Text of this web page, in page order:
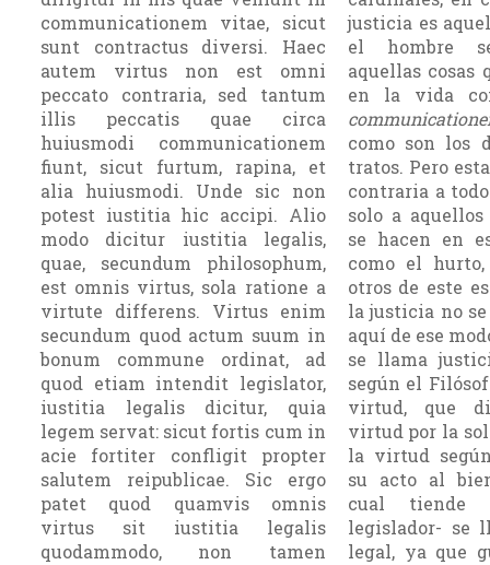
communicationem vitae, sicut
sunt contractus diversi. Haec
autem virtus non est omni
peccato contraria, sed tantum
illis peccatis quae circa
huiusmodi communicationem
fiunt, sicut furtum, rapina, et
alia huiusmodi. Unde sic non
potest iustitia hic accipi. Alio
modo dicitur iustitia legalis,
quae, secundum philosophum,
est omnis virtus, sola ratione a
virtute differens. Virtus enim
secundum quod actum suum in
bonum commune ordinat, ad
quod etiam intendit legislator,
iustitia legalis dicitur, quia
legem servat: sicut fortis cum in
acie fortiter confligit propter
salutem reipublicae. Sic ergo
patet quod quamvis omnis
virtus sit iustitia legalis
quodammodo, non tamen
justicia es
el hombre
aquellas cosas
en la vida
como son los
tratos. Pero
contraria a
solo a aquellos
se hacen en
como el
otros de este
la justicia no
aquí de ese
se lla­ma
según el
virtud, que
virtud por la
la virtud
su acto al
cual tiende
legislador- se
legal, ya que